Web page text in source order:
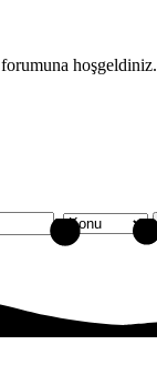
forumuna hoşgeldiniz.